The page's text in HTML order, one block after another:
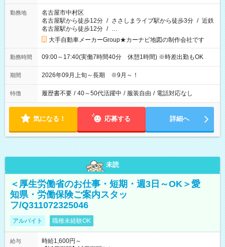
勤務地
名古屋市中村区
名古屋駅から徒歩12分 / ささしまライブ駅から徒歩3分 / 近鉄
名古屋駅から徒歩12分 / …
大手自動車メーカーGroup★カーナビ地図の制作会社です
勤務時間 09:00～17:40(実働7時間40分 休憩1時間) ※時差出勤もOK
期間 2026年09月上旬～長期 ※9月～！
特徴 履歴書不要 / 40～50代活躍中 / 服装自由 / 電話対応なし
気になる！ 応募する 詳細へ
未読
＜厚生労働省のお仕事・短期・週3日～OK＞愛
知県・労働保険ご案内スタッ
フ/Q311072325046
アルバイト 職種未経験OK
給与
時給1,600円～